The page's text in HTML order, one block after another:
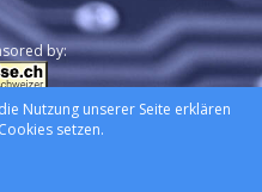
by:
WoltLab Suite™
Nutzung unserer Seite erklären
setzen.